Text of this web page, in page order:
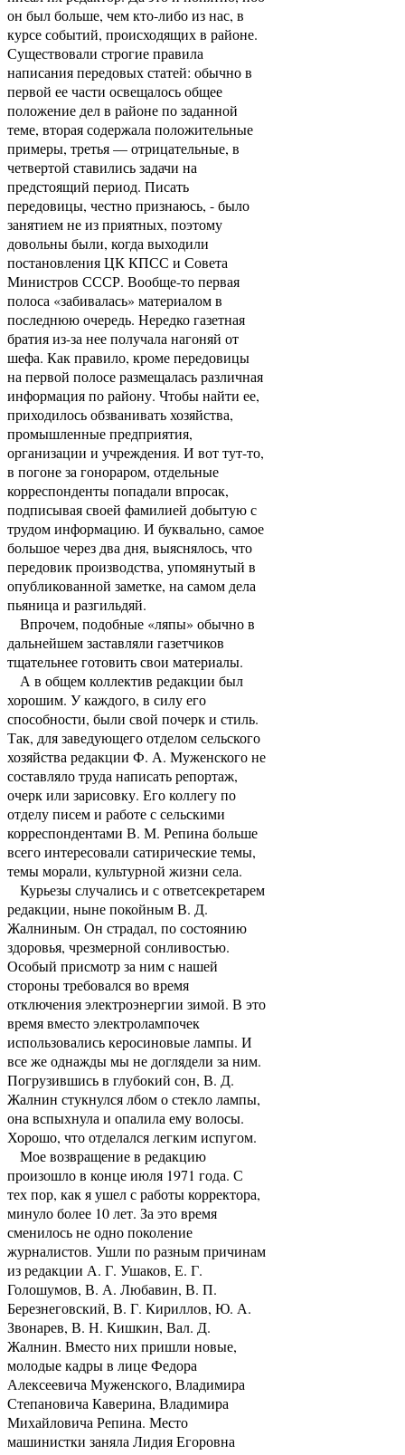
он был больше, чем кто-либо из нас, в
курсе событий, происходящих в районе.
Существовали строгие правила
написания передовых статей: обычно в
первой ее части освещалось общее
положение дел в районе по заданной
теме, вторая содержала положительные
примеры, третья — отрицательные, в
четвертой ставились задачи на
предстоящий период. Писать
передовицы, честно признаюсь, - было
занятием не из приятных, поэтому
довольны были, когда выходили
постановления ЦК КПСС и Совета
Министров СССР. Вообще-то первая
полоса «забивалась» материалом в
последнюю очередь. Нередко газетная
братия из-за нее получала нагоняй от
шефа. Как правило, кроме передовицы
на первой полосе размещалась различная
информация по району. Чтобы найти ее,
приходилось обзванивать хозяйства,
промышленные предприятия,
организации и учреждения. И вот тут-то,
в погоне за гонораром, отдельные
корреспонденты попадали впросак,
подписывая своей фамилией добытую с
трудом информацию. И буквально, самое
большое через два дня, выяснялось, что
передовик производства, упомянутый в
опубликованной заметке, на самом дела
пьяница и разгильдяй.
Впрочем, подобные «ляпы» обычно в
дальнейшем заставляли газетчиков
тщательнее готовить свои материалы.
А в общем коллектив редакции был
хорошим. У каждого, в силу его
способности, были свой почерк и стиль.
Так, для заведующего отделом сельского
хозяйства редакции Ф. А. Муженского не
составляло труда написать репортаж,
очерк или зарисовку. Его коллегу по
отделу писем и работе с сельскими
корреспондентами В. М. Репина больше
всего интересовали сатирические темы,
темы морали, культурной жизни села.
Курьезы случались и с ответсекретарем
редакции, ныне покойным В. Д.
Жалниным. Он страдал, по состоянию
здоровья, чрезмерной сонливостью.
Особый присмотр за ним с нашей
стороны требовался во время
отключения электроэнергии зимой. В это
время вместо электролампочек
использовались керосиновые лампы. И
все же однажды мы не доглядели за ним.
Погрузившись в глубокий сон, В. Д.
Жалнин стукнулся лбом о стекло лампы,
она вспыхнула и опалила ему волосы.
Хорошо, что отделался легким испугом.
Мое возвращение в редакцию
произошло в конце июля 1971 года. С
тех пор, как я ушел с работы корректора,
минуло более 10 лет. За это время
сменилось не одно поколение
журналистов. Ушли по разным причинам
из редакции А. Г. Ушаков, Е. Г.
Голошумов, В. А. Любавин, В. П.
Березнеговский, В. Г. Кириллов, Ю. А.
Звонарев, В. Н. Кишкин, Вал. Д.
Жалнин. Вместо них пришли новые,
молодые кадры в лице Федора
Алексеевича Муженского, Владимира
Степановича Каверина, Владимира
Михайловича Репина. Место
машинистки заняла Лидия Егоровна